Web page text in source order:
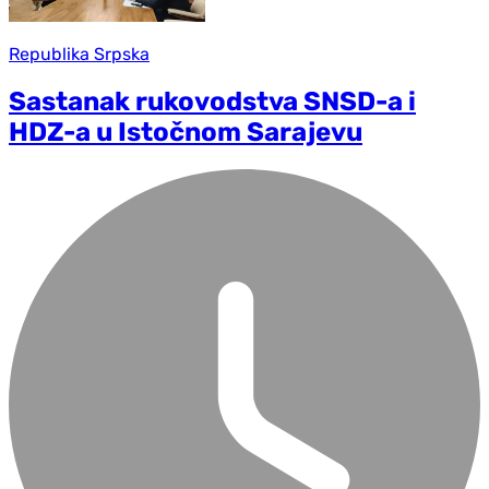
Republika Srpska
Sastanak rukovodstva SNSD-a i
HDZ-a u Istočnom Sarajevu